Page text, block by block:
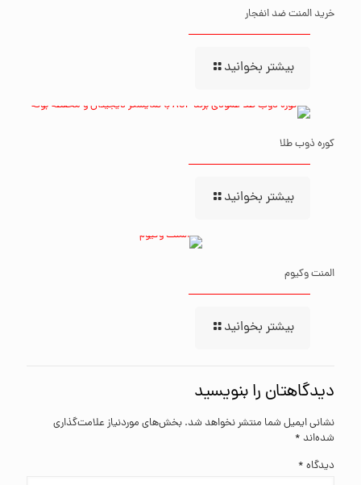
خرید المنت ضد انفجار
بیشتر بخوانید
کوره ذوب طلا
بیشتر بخوانید
المنت وکیوم
بیشتر بخوانید
دیدگاهتان را بنویسید
نشانی ایمیل شما منتشر نخواهد شد. بخش‌های موردنیاز علامت‌گذاری
شده‌اند *
دیدگاه *